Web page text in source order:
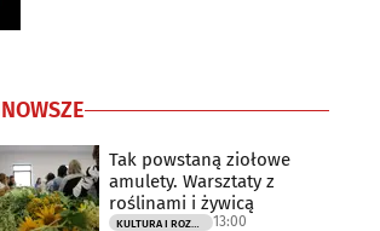
Tak powstaną ziołowe
amulety. Warsztaty z
roślinami i żywicą
13:00